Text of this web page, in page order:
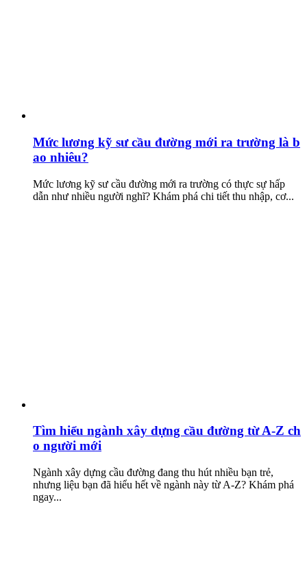
Mức lương kỹ sư cầu đường mới ra trường là b
ao nhiêu?
Mức lương kỹ sư cầu đường mới ra trường có thực sự hấp
dẫn như nhiều người nghĩ? Khám phá chi tiết thu nhập, cơ...
Tìm hiểu ngành xây dựng cầu đường từ A-Z ch
o người mới
Ngành xây dựng cầu đường đang thu hút nhiều bạn trẻ,
nhưng liệu bạn đã hiểu hết về ngành này từ A-Z? Khám phá
ngay...